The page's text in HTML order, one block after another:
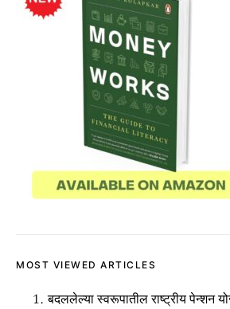
MOST VIEWED ARTICLES
बदललेल्या स्वरूपातील राष्ट्रीय पेन्शन